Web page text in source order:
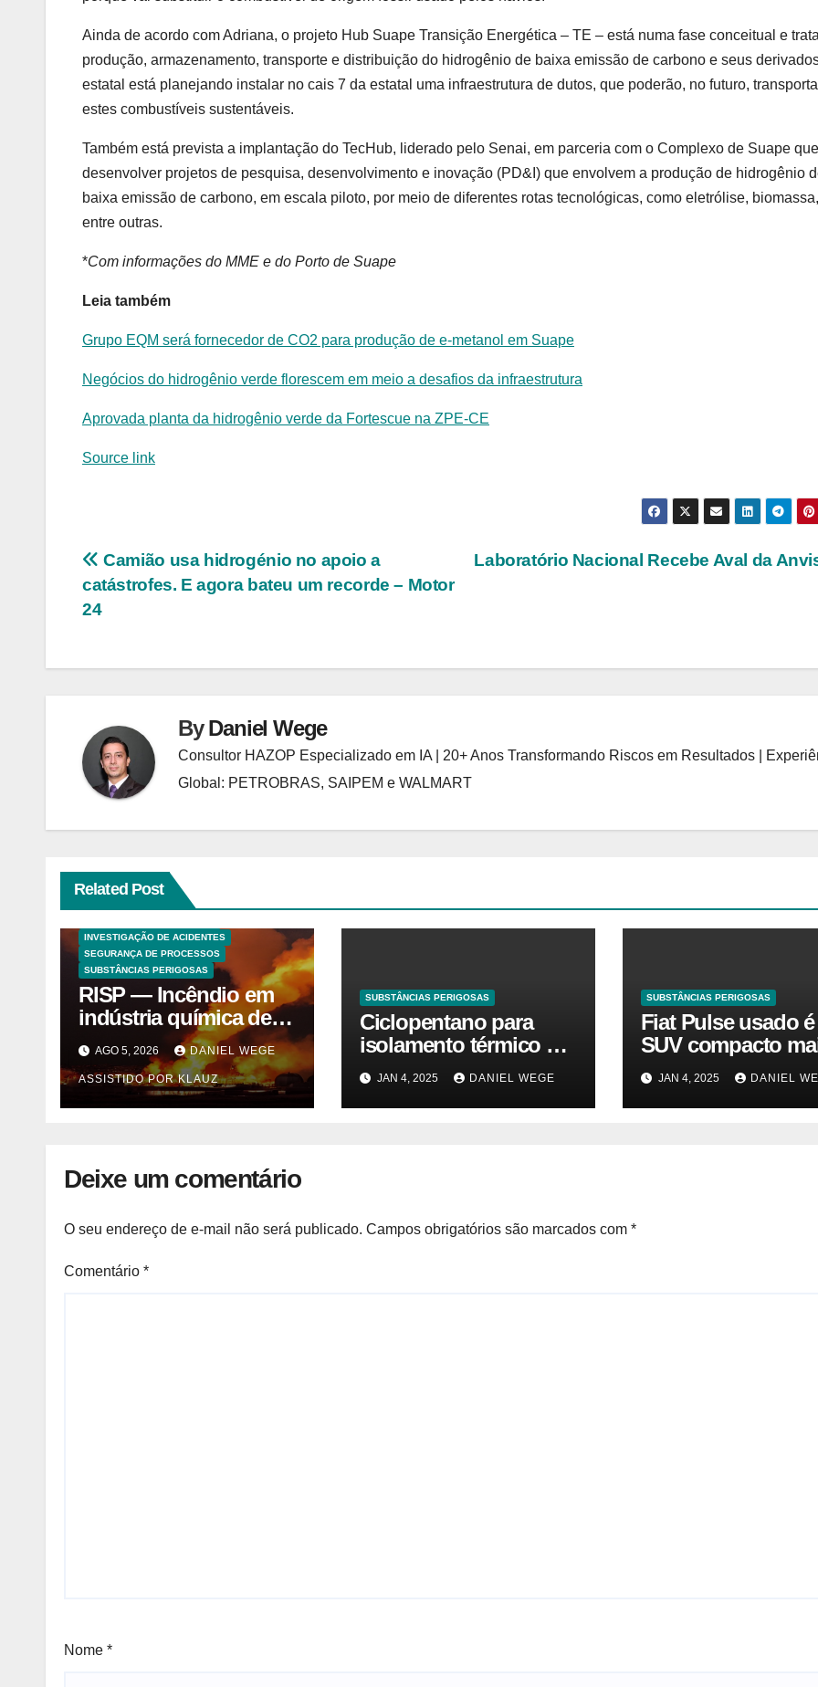
Ainda de acordo com Adriana, o projeto Hub Suape Transição Energética – TE – está numa fase conceitual e
produção, armazenamento, transporte e distribuição do hidrogênio de baixa emissão de carbono e seus
estatal está planejando instalar no cais 7 da estatal uma infraestrutura de dutos, que poderão, no futuro,
estes combustíveis sustentáveis.
Também está prevista a implantação do TecHub, liderado pelo Senai, em parceria com o Complexo de Suape
desenvolver projetos de pesquisa, desenvolvimento e inovação (PD&I) que envolvem a produção de hidrogênio
baixa emissão de carbono, em escala piloto, por meio de diferentes rotas tecnológicas, como eletrólise, biomassa,
entre outras.
*Com informações do MME e do Porto de Suape
Leia também
Grupo EQM será fornecedor de CO2 para produção de e-metanol em Suape
Negócios do hidrogênio verde florescem em meio a desafios da infraestrutura
Aprovada planta da hidrogênio verde da Fortescue na ZPE-CE
Source link
Navegação
de
Laboratório Nacional Recebe Aval da
Camião usa hidrogénio no apoio a
catástrofes. E agora bateu um recorde – Motor
24
ByDaniel Wege
Consultor HAZOP Especializado em IA | 20+ Anos Transformando Riscos em Resultados |
Global: PETROBRAS, SAIPEM e WALMART
Related Post
EXPLOSÕES
INVESTIGAÇÃO DE ACIDENTES
SEGURANÇA DE PROCESSOS
SUBSTÂNCIAS PERIGOSAS
RISP — Incêndio em
indústria química de
solventes em
Itaquaquecetuba/SP
(UNIQUIMA/Quema)
AGO 5, 2026 DANIEL WEGE
ASSISTIDO POR KLAUZ
SUBSTÂNCIAS PERIGOSAS
Ciclopentano para
isolamento térmico O
mercado está em alta
agora. Vamos
entender o tamanho
JAN 4, 2025 DANIEL WEGE
SUBSTÂNCIAS PERIGOSAS
Fiat Pulse usado é
SUV compacto
barato que Argo
zero quilômetro
JAN 4, 2025 DANIEL
Deixe um comentário
O seu endereço de e-mail não será publicado. Campos obrigatórios são marcados com *
Comentário *
Nome *